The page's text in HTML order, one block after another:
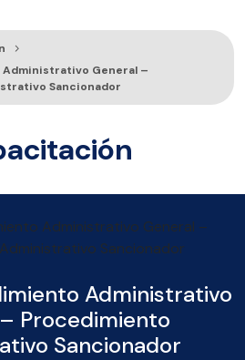
General –
Sancionador
Administrativo
Procedimiento
Sancionador